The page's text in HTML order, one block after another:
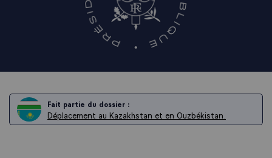
Fait partie du dossier :
Déplacement au Kazakhstan et en Ouzbékistan.